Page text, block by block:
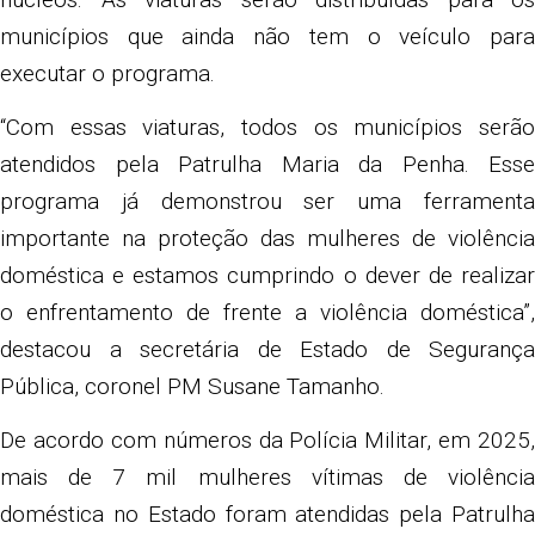
municípios que ainda não tem o veículo para
executar o programa.
“Com essas viaturas, todos os municípios serão
atendidos pela Patrulha Maria da Penha. Esse
programa já demonstrou ser uma ferramenta
importante na proteção das mulheres de violência
doméstica e estamos cumprindo o dever de realizar
o enfrentamento de frente a violência doméstica”,
destacou a secretária de Estado de Segurança
Pública, coronel PM Susane Tamanho.
De acordo com números da Polícia Militar, em 2025,
mais de 7 mil mulheres vítimas de violência
doméstica no Estado foram atendidas pela Patrulha